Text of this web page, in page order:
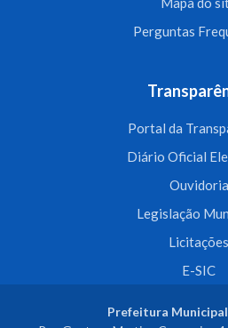
Perguntas
Portal da
Diário Oficial
Ouvidoria
Legislação
Licitações
E-SIC
Prefeitura